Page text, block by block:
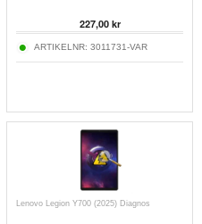
227,00kr
ARTIKELNR: 3011731-VAR
Lenovo Legion Y700 (2025) Diagnos